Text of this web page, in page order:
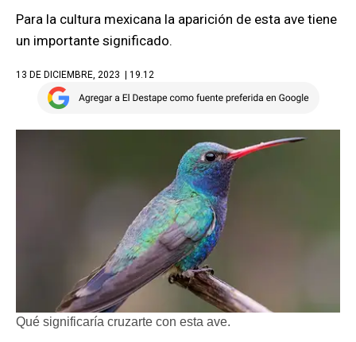
Para la cultura mexicana la aparición de esta ave tiene
un importante significado.
13 DE DICIEMBRE, 2023 | 19.12
Qué significaría cruzarte con esta ave.